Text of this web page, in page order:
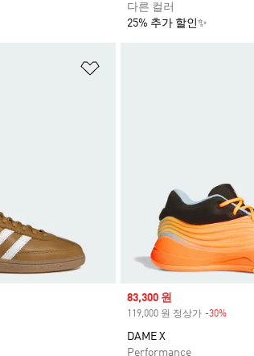
다른 컬러
25% 추가 할인✨
Sale price
83,300 원
119,000 원 정상가 -30%
DAME X
Performance